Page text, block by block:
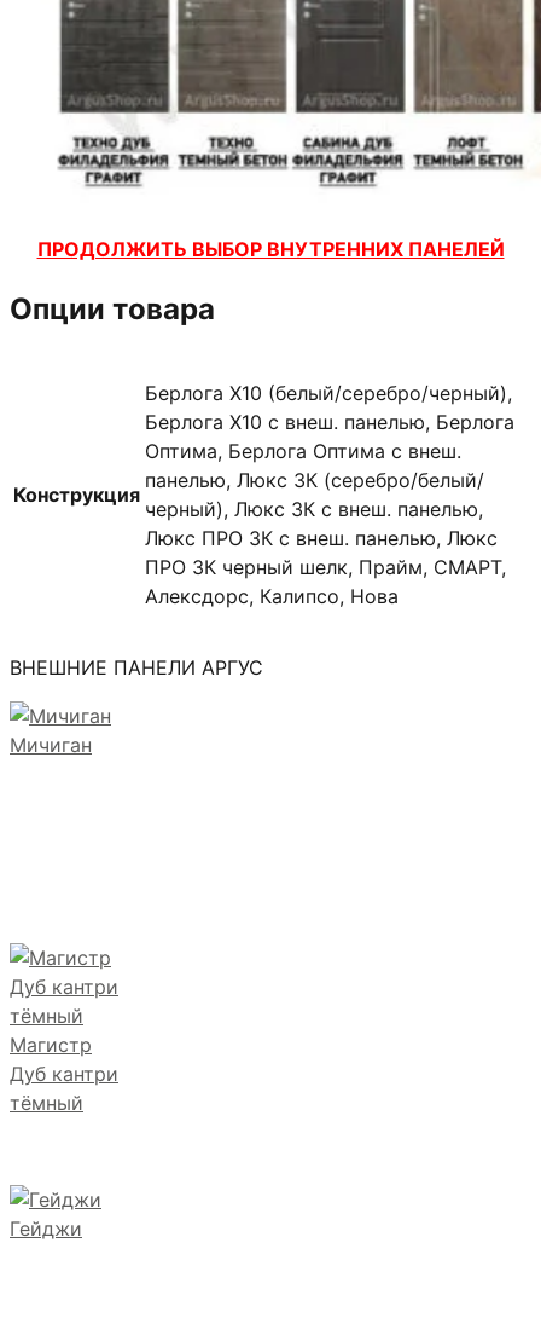
ПРОДОЛЖИТЬ ВЫБОР ВНУТРЕННИХ ПАНЕЛЕЙ
Опции товара
Конструкция
Берлога X10 (белый/серебро/черный),
Берлога X10 с внеш. панелью, Берлога
Оптима, Берлога Оптима с внеш.
панелью, Люкс 3К (серебро/белый/
черный), Люкс 3К с внеш. панелью,
Люкс ПРО 3К с внеш. панелью, Люкс
ПРО 3К черный шелк, Прайм, СМАРТ,
Алексдорс, Калипсо, Нова
ВНЕШНИЕ ПАНЕЛИ АРГУС
Мичиган
Магистр
Дуб кантри
тёмный
Гейджи